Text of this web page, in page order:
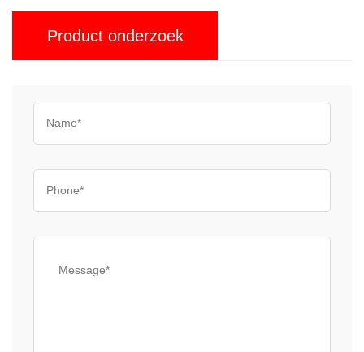
Product onderzoek